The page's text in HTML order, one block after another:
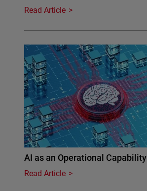
Read Article
AI as an Operational Capability
Read Article